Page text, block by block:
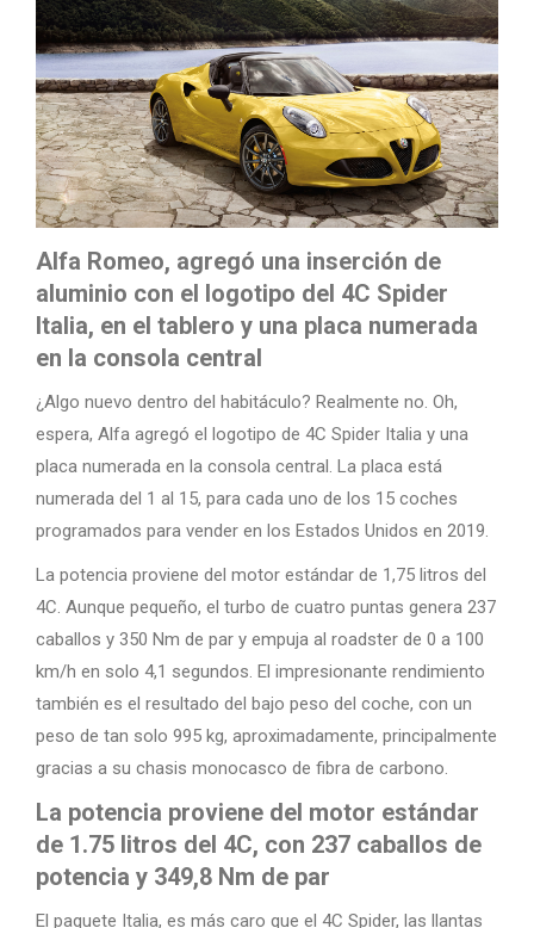
Alfa Romeo, agregó una inserción de
aluminio con el logotipo del 4C Spider
Italia, en el tablero y una placa numerada
en la consola central
¿Algo nuevo dentro del habitáculo? Realmente no. Oh,
espera, Alfa agregó el logotipo de 4C Spider Italia y una
placa numerada en la consola central. La placa está
numerada del 1 al 15, para cada uno de los 15 coches
programados para vender en los Estados Unidos en 2019.
La potencia proviene del motor estándar de 1,75 litros del
4C. Aunque pequeño, el turbo de cuatro puntas genera 237
caballos y 350 Nm de par y empuja al roadster de 0 a 100
km/h en solo 4,1 segundos. El impresionante rendimiento
también es el resultado del bajo peso del coche, con un
peso de tan solo 995 kg, aproximadamente, principalmente
gracias a su chasis monocasco de fibra de carbono.
La potencia proviene del motor estándar
de 1.75 litros del 4C, con 237 caballos de
potencia y 349,8 Nm de par
El paquete Italia, es más caro que el 4C Spider, las llantas